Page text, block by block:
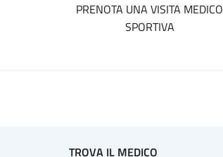
PRENOTA UNA VISITA MEDICO
SPORTIVA
TROVA IL MEDICO